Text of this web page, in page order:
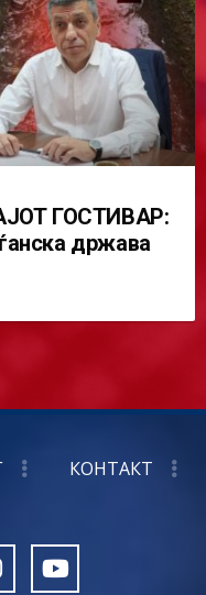
ГОСТИВАР:
држава
КОНТАКТ